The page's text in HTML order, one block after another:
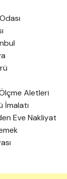
Aletleri
İmalatı
Eve Nakliyat